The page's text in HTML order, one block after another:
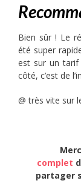
Bien sûr ! Le
été super
est sur un tarif
côté, c’est de
@ très vite sur
complet
partager